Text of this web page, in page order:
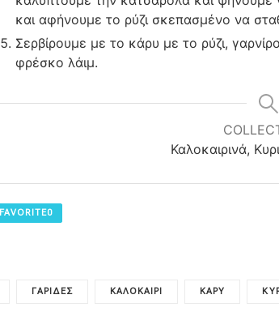
και αφήνουμε το ρύζι σκεπασμένο να
Σερβίρουμε με το κάρυ με το ρύζι,
φρέσκο λάιμ.
Καλοκαιρινά,
FAVORITE0
ΓΑΡΊΔΕΣ ΚΑΛΟΚΑΊΡΙ ΚΆΡΥ